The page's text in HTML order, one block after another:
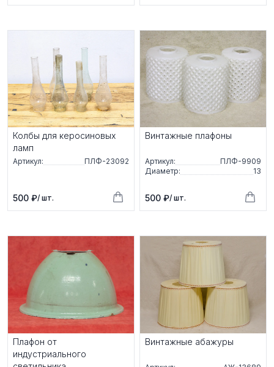
Колбы для керосиновых
ламп
Артикул: ПЛФ-23092
500 ₽/ шт.
Винтажные плафоны
Артикул:
ПЛФ-9909
Диаметр:
13
500 ₽/ шт.
Плафон от
индустриального
Винтажные абажуры